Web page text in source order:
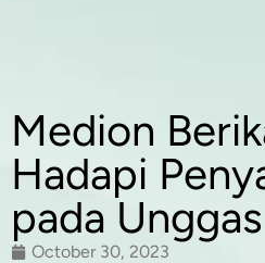
Medion
Hadapi
pada Unggas
October 30, 2023